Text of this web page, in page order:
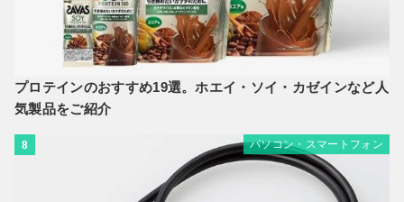
プロテインのおすすめ19選。ホエイ・ソイ・カゼインなど人
気製品をご紹介
8 パソコン・スマートフォン